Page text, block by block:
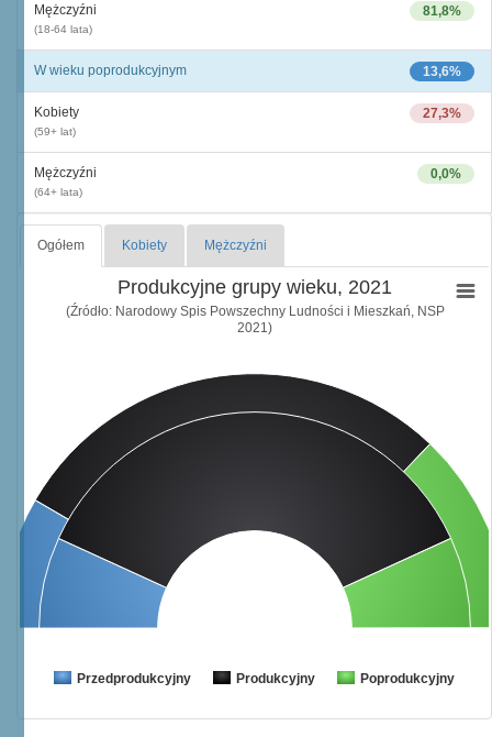
81,8%
Mężczyźni
(18-64 lata)
13,6%
W wieku poprodukcyjnym
27,3%
Kobiety
(59+ lat)
0,0%
Mężczyźni
(64+ lata)
Ogółem Kobiety Mężczyźni
Produkcyjne grupy wieku, 2021
(Źródło: Narodowy Spis Powszechny Ludności i Mieszkań, NSP
2021)
Przedprodukcyjny Produkcyjny Poprodukcyjny